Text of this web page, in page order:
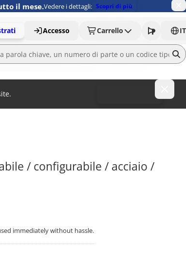
il mese.Vedere i dettagli: Scopri di più
Accesso Carrello IT
/ configurabile / acciaio /
immediately without hassle.